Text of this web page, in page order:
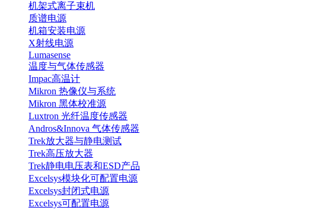
机架式离子束机
质谱电源
机箱安装电源
X射线电源
Lumasense
温度与气体传感器
Impac高温计
Mikron 热像仪与系统
Mikron 黑体校准源
Luxtron 光纤温度传感器
Andros&Innova 气体传感器
Trek放大器与静电测试
Trek高压放大器
Trek静电电压表和ESD产品
Excelsys模块化可配置电源
Excelsys封闭式电源
Excelsys可配置电源